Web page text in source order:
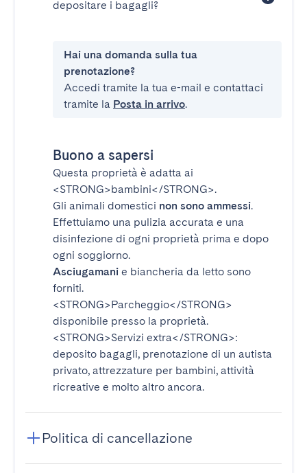
depositare i bagagli?
Hai una domanda sulla tua
prenotazione?
Accedi tramite la tua e-mail e contattaci
tramite la Posta in arrivo.
Buono a sapersi
Questa proprietà è adatta ai
<STRONG>bambini</STRONG>.
Gli animali domestici non sono ammessi.
Effettuiamo una pulizia accurata e una
disinfezione di ogni proprietà prima e dopo
ogni soggiorno.
Asciugamani e biancheria da letto sono
forniti.
<STRONG>Parcheggio</STRONG>
disponibile presso la proprietà.
<STRONG>Servizi extra</STRONG>:
deposito bagagli, prenotazione di un autista
privato, attrezzature per bambini, attività
ricreative e molto altro ancora.
Politica di cancellazione